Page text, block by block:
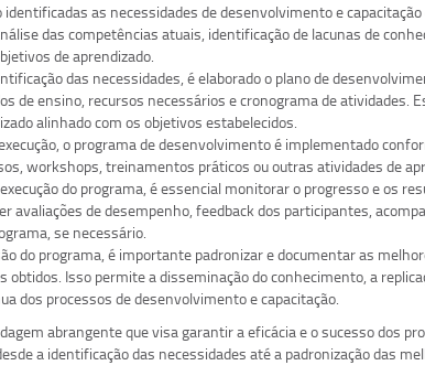
as necessidades de desenvolvimento e capacitação
das competências atuais, identificação de lacunas de
de aprendizado.
das necessidades, é elaborado o plano de
de ensino, recursos necessários e cronograma de atividades.
alinhado com os objetivos estabelecidos.
o programa de desenvolvimento é implementado
workshops, treinamentos práticos ou outras atividades de
do programa, é essencial monitorar o progresso e os
avaliações de desempenho, feedback dos participantes,
se necessário.
do programa, é importante padronizar e documentar as
obtidos. Isso permite a disseminação do conhecimento, a
dos processos de desenvolvimento e capacitação.
abrangente que visa garantir a eficácia e o sucesso dos
a identificação das necessidades até a padronização das